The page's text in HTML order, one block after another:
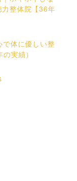
整体院【36年
で体に優しい整
実績）